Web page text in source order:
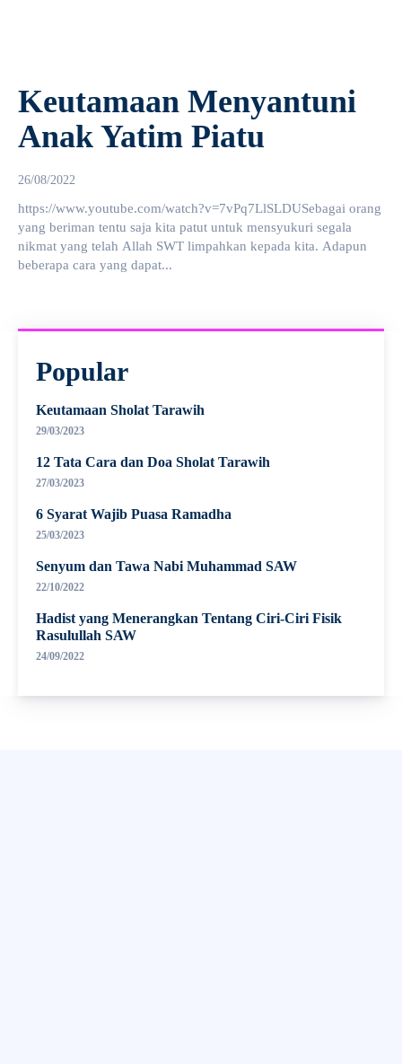
Keutamaan Menyantuni
Anak Yatim Piatu
26/08/2022
https://www.youtube.com/watch?v=7vPq7LlSLDUSebagai orang
yang beriman tentu saja kita patut untuk mensyukuri segala
nikmat yang telah Allah SWT limpahkan kepada kita. Adapun
beberapa cara yang dapat...
Popular
Keutamaan Sholat Tarawih
29/03/2023
12 Tata Cara dan Doa Sholat Tarawih
27/03/2023
6 Syarat Wajib Puasa Ramadha
25/03/2023
Senyum dan Tawa Nabi Muhammad SAW
22/10/2022
Hadist yang Menerangkan Tentang Ciri-Ciri Fisik
Rasulullah SAW
24/09/2022